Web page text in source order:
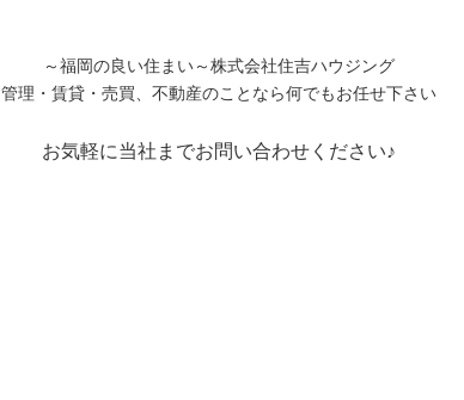
～福岡の良い住まい～株式会社住吉ハウジング
管理・賃貸・売買、不動産のことなら何でもお任せ下さい
お気軽に当社までお問い合わせください♪